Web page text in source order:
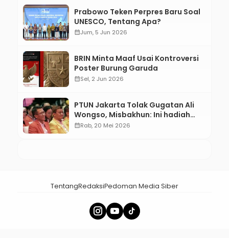
Prabowo Teken Perpres Baru Soal
UNESCO, Tentang Apa?
calendar_monthJum, 5 Jun 2026
BRIN Minta Maaf Usai Kontroversi
Poster Burung Garuda
calendar_monthSel, 2 Jun 2026
PTUN Jakarta Tolak Gugatan Ali
Wongso, Misbakhun: Ini hadiah
Ulang Tahun Ke-66 SOKSI
calendar_monthRab, 20 Mei 2026
TentangRedaksiPedoman Media Siber